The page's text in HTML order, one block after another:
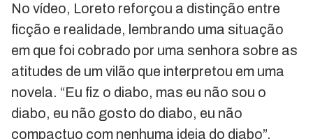
No vídeo, Loreto reforçou a distinção entre
ficção e realidade, lembrando uma situação
em que foi cobrado por uma senhora sobre as
atitudes de um vilão que interpretou em uma
novela. “Eu fiz o diabo, mas eu não sou o
diabo, eu não gosto do diabo, eu não
compactuo com nenhuma ideia do diabo”,